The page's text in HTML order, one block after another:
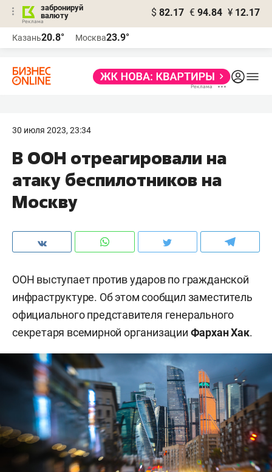
забронируй
валюту
$ 82.17 € 94.84 ¥ 12.17
Казань20.8° Москва23.9°
30 июля 2023, 23:34
В ООН отреагировали на
атаку беспилотников на
Москву
ООН выступает против ударов по гражданской
инфраструктуре. Об этом сообщил заместитель
официального представителя генерального
секретаря всемирной организации Фархан Хак.